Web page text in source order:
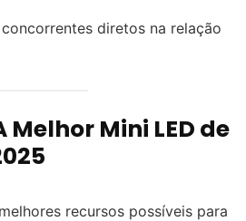
diretos na relação
Melhor Mini LED de
recursos possíveis para